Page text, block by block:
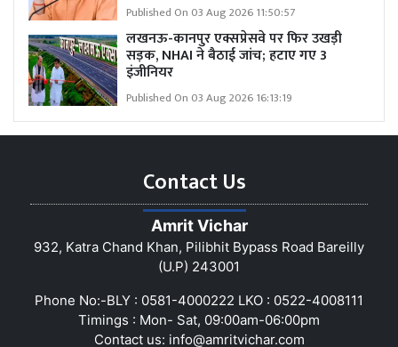
Published On 03 Aug 2026 11:50:57
लखनऊ-कानपुर एक्सप्रेसवे पर फिर उखड़ी
सड़क, NHAI ने बैठाई जांच; हटाए गए 3
इंजीनियर
Published On 03 Aug 2026 16:13:19
Contact Us
Amrit Vichar
932, Katra Chand Khan, Pilibhit Bypass Road Bareilly
(U.P) 243001
Phone No:-BLY : 0581-4000222 LKO : 0522-4008111
Timings : Mon- Sat, 09:00am-06:00pm
Contact us: info@amritvichar.com